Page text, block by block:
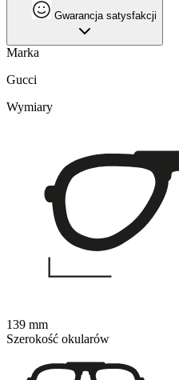
Gwarancja satysfakcji
Marka
Gucci
Wymiary
139 mm
Szerokość okularów